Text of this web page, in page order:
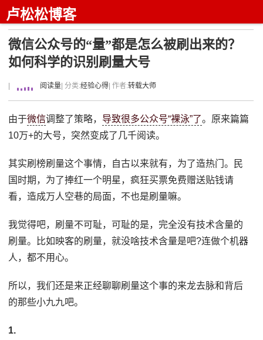
卢松松博客
微信公众号的“量”都是怎么被刷出来的？
如何科学的识别刷量大号
阅读量 | 分类:经验心得 | 作者:转载大师
由于微信调整了策略， 导致很多公众号“裸泳”了。原来篇篇
10万+的大号，突然变成了几千阅读。
其实刷榜刷量这个事情，自古以来就有，为了造热门。民
国时期，为了捧红一个明星，疯狂买票免费赠送贴钱请
看，造成万人空巷的局面，不也是刷量嘛。
我觉得吧，刷量不可耻，可耻的是，完全没有技术含量的
刷量。比如映客的刷量，就没啥技术含量是吧?连做个机器
人，都不用心。
所以，我们还是来正经聊聊刷量这个事的来龙去脉和背后
的那些小九九吧。
1.